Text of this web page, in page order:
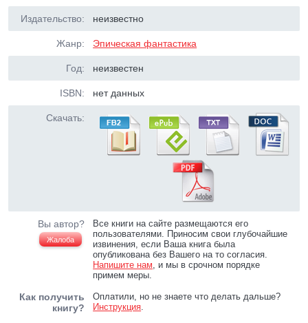
Издательство: неизвестно
Жанр: Эпическая фантастика
Год: неизвестен
ISBN: нет данных
Скачать:
Вы автор?
Жалоба
Все книги на сайте размещаются его
пользователями. Приносим свои глубочайшие
извинения, если Ваша книга была
опубликована без Вашего на то согласия.
Напишите нам, и мы в срочном порядке
примем меры.
Как получить
книгу?
Оплатили, но не знаете что делать дальше?
Инструкция.